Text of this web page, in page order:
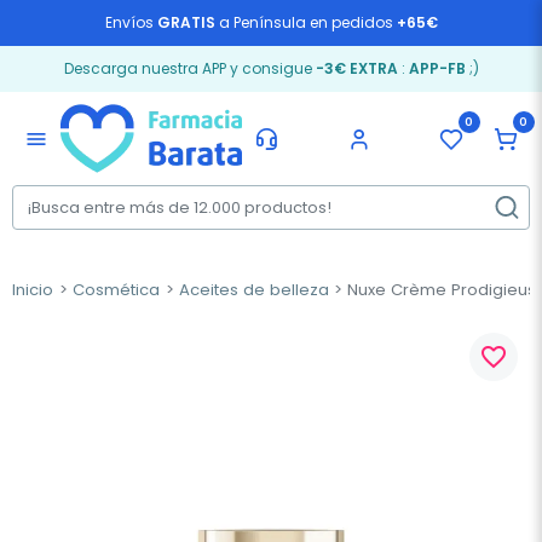
Envíos GRATIS a Península en pedidos +65€
Descarga nuestra APP y consigue -3€ EXTRA: APP-FB ;)
menu
0 0
Inicio Cosmética Aceites de belleza Nuxe Crème
favorite_border